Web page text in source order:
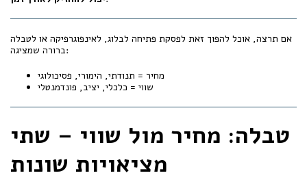
אם תרצה, אוכל להפוך זאת לפסקת פתיחה לבלוג, לאינפוגרפיקה או לטבלה
ברורה שמציגה:
מחיר = תנודתי, הימורי, פסיכולוגי
שווי = כלכלי, יציב, פונדמנטלי
טבלה: מחיר מול שווי – שתי
מציאויות שונות